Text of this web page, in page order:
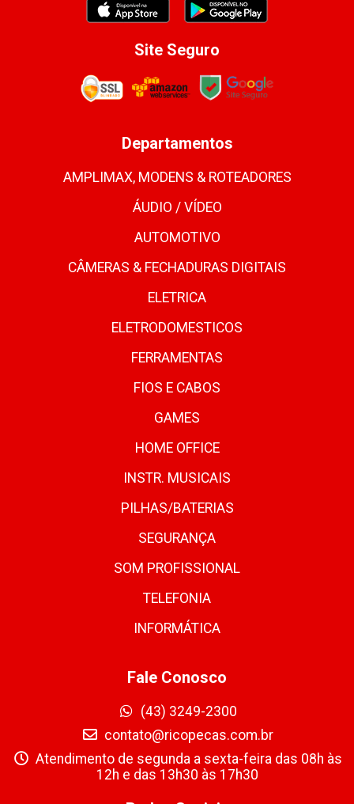
Site Seguro
Departamentos
AMPLIMAX, MODENS & ROTEADORES
ÁUDIO / VÍDEO
AUTOMOTIVO
CÂMERAS & FECHADURAS DIGITAIS
ELETRICA
ELETRODOMESTICOS
FERRAMENTAS
FIOS E CABOS
GAMES
HOME OFFICE
INSTR. MUSICAIS
PILHAS/BATERIAS
SEGURANÇA
SOM PROFISSIONAL
TELEFONIA
INFORMÁTICA
Fale Conosco
(43) 3249-2300
contato@ricopecas.com.br
Atendimento de segunda a sexta-feira das 08h às
12h e das 13h30 às 17h30